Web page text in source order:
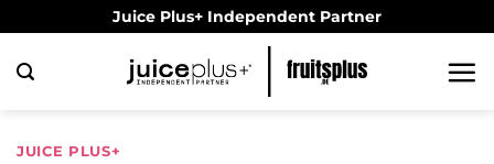
springen
Juice Plus+ Independent Partner
JUICE PLUS+